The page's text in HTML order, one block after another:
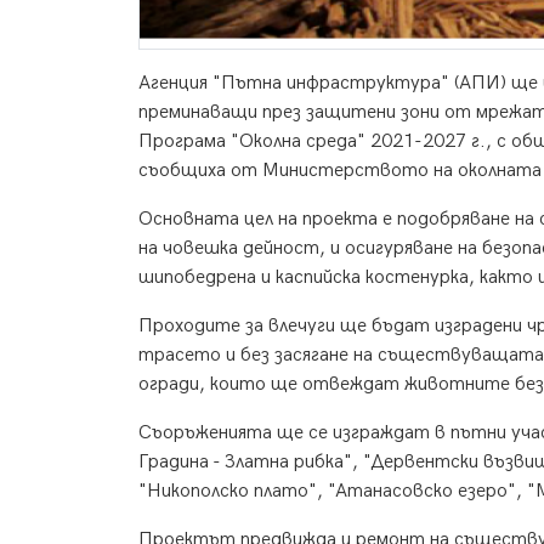
Агенция "Пътна инфраструктура" (АПИ) ще
преминаващи през защитени зони от
Програма "Околна среда" 2021-2027 г., с
съобщиха от Министерството на околната
Основната цел на проекта е подобряване
на човешка дейност, и осигуряване на
шипобедрена и каспийска костенурка,
Проходите за влечуги ще бъдат изградени
трасето и без засягане на
огради, които ще отвеждат животните
Съоръженията ще се изграждат в пътни
Градина - Златна рибка", "Дервентски
"Никополско плато", "Атанасовско